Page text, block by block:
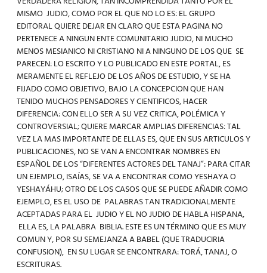
MISMO JUDIO, COMO POR EL QUE NO LO ES: EL GRUPO
EDITORAL QUIERE DEJAR EN CLARO QUE ESTA PAGINA NO
PERTENECE A NINGUN ENTE COMUNITARIO JUDIO, NI MUCHO
MENOS MESIANICO NI CRISTIANO NI A NINGUNO DE LOS QUE SE
PARECEN: LO ESCRITO Y LO PUBLICADO EN ESTE PORTAL, ES
MERAMENTE EL REFLEJO DE LOS AÑOS DE ESTUDIO, Y SE HA
FIJADO COMO OBJETIVO, BAJO LA CONCEPCION QUE HAN
TENIDO MUCHOS PENSADORES Y CIENTIFICOS, HACER
DIFERENCIA: CON ELLO SER A SU VEZ CRITICA, POLÉMICA Y
CONTROVERSIAL; QUIERE MARCAR AMPLIAS DIFERENCIAS: TAL
VEZ LA MAS IMPORTANTE DE ELLAS ES, QUE EN SUS ARTICULOS Y
PUBLICACIONES, NO SE VAN A ENCONTRAR NOMBRES EN
ESPAÑOL DE LOS “DIFERENTES ACTORES DEL TANAJ”: PARA CITAR
UN EJEMPLO, ISAÍAS, SE VA A ENCONTRAR COMO YESHAYA O
YESHAYÁHU; OTRO DE LOS CASOS QUE SE PUEDE AÑADIR COMO
EJEMPLO, ES EL USO DE PALABRAS TAN TRADICIONALMENTE
ACEPTADAS PARA EL JUDIO Y EL NO JUDIO DE HABLA HISPANA,
ELLA ES, LA PALABRA BIBLIA. ESTE ES UN TÉRMINO QUE ES MUY
COMUN Y, POR SU SEMEJANZA A BABEL (QUE TRADUCIRIA
CONFUSION), EN SU LUGAR SE ENCONTRARA: TORÁ, TANAJ, O
ESCRITURAS.